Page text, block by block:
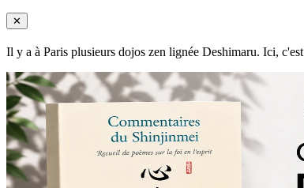
✕
Il y a à Paris plusieurs dojos zen lignée Deshimaru. Ici, c'est